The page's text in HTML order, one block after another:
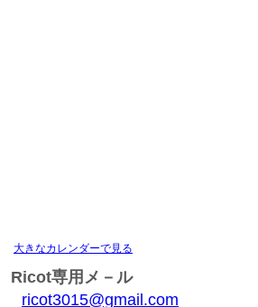
大きなカレンダーで見る
Ricot専用メ－ル
ricot3015@gmail.com